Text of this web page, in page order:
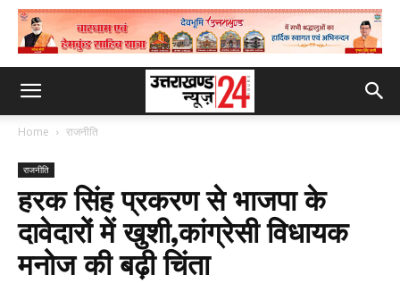
Home राजनीति
राजनीति
हरक सिंह प्रकरण से भाजपा के
दावेदारों में खुशी,कांग्रेसी विधायक
मनोज की बढ़ी चिंता